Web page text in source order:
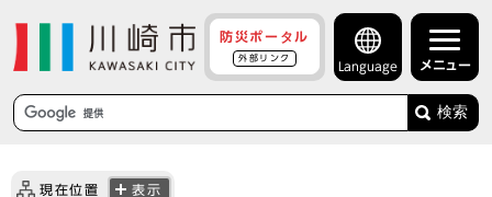
防災ポータル
外部リンク
Language メニュー
検索
現在位置 表示